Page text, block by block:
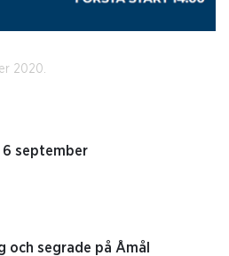
2020.
6 september
och segrade på Åmål